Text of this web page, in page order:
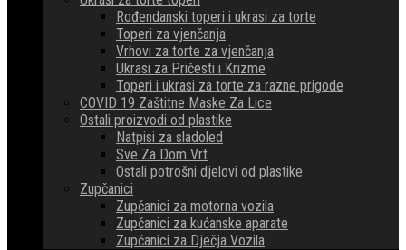
Rođendanski toperi i ukrasi za torte
Toperi za vjenčanja
Vrhovi za torte za vjenčanja
Ukrasi za Pričesti i Krizme
Toperi i ukrasi za torte za razne prigode
COVID 19 Zaštitne Maske Za Lice
Ostali proizvodi od plastike
Natpisi za sladoled
Sve Za Dom Vrt
Ostali potrošni djelovi od plastike
Zupčanici
Zupčanici za motorna vozila
Zupčanici za kućanske aparate
Zupčanici za Dječja Vozila